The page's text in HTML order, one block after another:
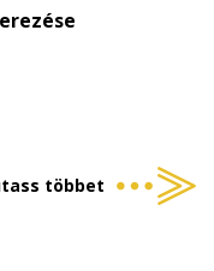
felhívással segíti,
31-ig adhatók be
35 ábra és 64
az erdőtelepítés
felépítését,
többet